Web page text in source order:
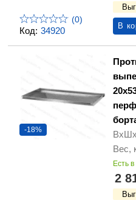
Код: 34920
(0)
В
-18%
Вес,
Есть
2